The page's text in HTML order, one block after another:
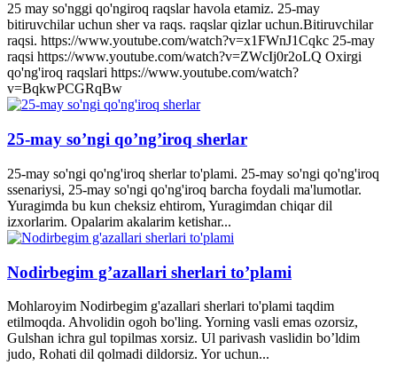
25 may so'nggi qo'ngiroq raqslar havola etamiz. 25-may
bitiruvchilar uchun sher va raqs. raqslar qizlar uchun.Bitiruvchilar
raqsi. https://www.youtube.com/watch?v=x1FWnJ1Cqkc 25-may
raqsi https://www.youtube.com/watch?v=ZWcIj0r2oLQ Oxirgi
qo'ng'iroq raqslari https://www.youtube.com/watch?
v=BqkwPCGRqBw
25-may so’ngi qo’ng’iroq sherlar
25-may so'ngi qo'ng'iroq sherlar to'plami. 25-may so'ngi qo'ng'iroq
ssenariysi, 25-may so'ngi qo'ng'iroq barcha foydali ma'lumotlar.
Yuragimda bu kun cheksiz ehtirom, Yuragimdan chiqar dil
izxorlarim. Opalarim akalarim ketishar...
Nodirbegim g’azallari sherlari to’plami
Mohlaroyim Nodirbegim g'azallari sherlari to'plami taqdim
etilmoqda. Ahvolidin ogoh bo'ling. Yorning vasli emas ozorsiz,
Gulshan ichra gul topilmas xorsiz. Ul parivash vaslidin bo’ldim
judo, Rohati dil qolmadi dildorsiz. Yor uchun...